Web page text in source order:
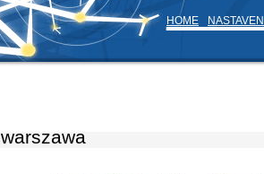
HOME
warszawa